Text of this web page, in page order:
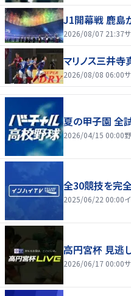
J1開幕戦 鹿島
2026/08/07 21:37
マリノス三井
2026/08/08 06:00
夏の甲子園 全
2026/04/15 00:00
全30競技を完
2025/06/22 00:00
高円宮杯 見逃
2026/06/17 00:00